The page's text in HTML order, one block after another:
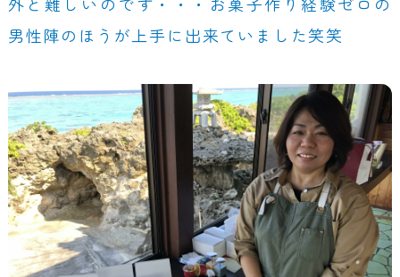
外と難しいのです・・・お菓子作り経験ゼロの
男性陣のほうが上手に出来ていました笑笑